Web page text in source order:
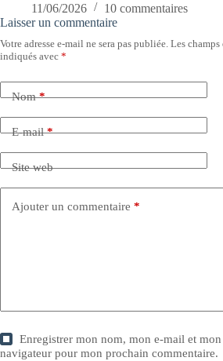
11/06/2026
10 commentaires
Laisser un commentaire
Votre adresse e-mail ne sera pas publiée. Les
indiqués avec *
Nom*
E-mail*
Site web
Ajouter un commentaire *
Enregistrer mon nom, mon e-mail et mon
navigateur pour mon prochain commentaire.